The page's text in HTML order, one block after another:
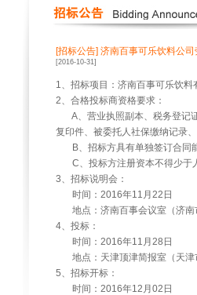
[招标公告] 济南百事可乐饮料公
[2016-10-31]
1、招标项目：济南百事可乐饮
2、合格投标商资格要求：
A、营业执照副本、税务登记
复印件、被委托人社保缴纳记录
B、招标方具有单独签订合同
C、投标方注册资本不得少于
3、招标说明会：
时间： 2016年11 月 22 日
地点：济南百事会议室（济
4、投标：
时间： 2016年11 月 28 日
地点：天津顶津简报室（天
5、招标开标：
时间： 2016年12 月 02 日